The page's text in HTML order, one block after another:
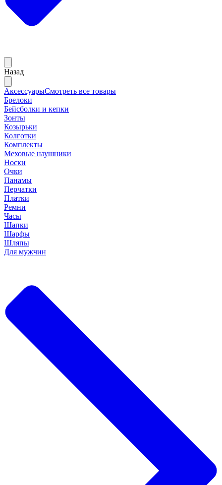
Назад
АксессуарыСмотреть все товары
Брелоки
Бейсболки и кепки
Зонты
Козырьки
Колготки
Комплекты
Меховые наушники
Носки
Очки
Панамы
Перчатки
Платки
Ремни
Часы
Шапки
Шарфы
Шляпы
Для мужчин